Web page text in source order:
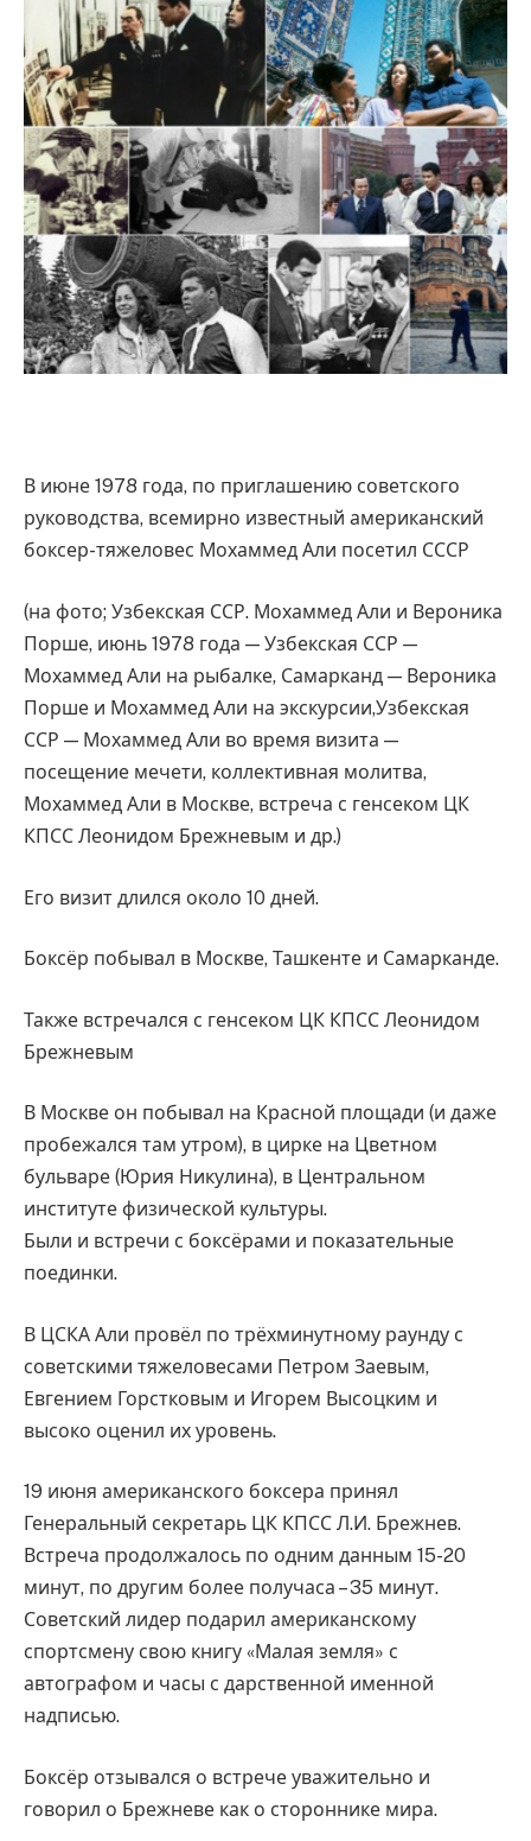
В июне 1978 года, по приглашению советского
руководства, всемирно известный американский
боксер-тяжеловес Мохаммед Али посетил СССР
(на фото; Узбекская ССР. Мохаммед Али и Вероника
Порше, июнь 1978 года — Узбекская ССР —
Мохаммед Али на рыбалке, Самарканд — Вероника
Порше и Мохаммед Али на экскурсии,Узбекская
ССР — Мохаммед Али во время визита —
посещение мечети, коллективная молитва,
Мохаммед Али в Москве, встреча с генсеком ЦК
КПСС Леонидом Брежневым и др.)
Его визит длился около 10 дней.
Боксёр побывал в Москве, Ташкенте и Самарканде.
Также встречался с генсеком ЦК КПСС Леонидом
Брежневым
В Москве он побывал на Красной площади (и даже
пробежался там утром), в цирке на Цветном
бульваре (Юрия Никулина), в Центральном
институте физической культуры.
Были и встречи с боксёрами и показательные
поединки.
В ЦСКА Али провёл по трёхминутному раунду с
советскими тяжеловесами Петром Заевым,
Евгением Горстковым и Игорем Высоцким и
высоко оценил их уровень.
19 июня американского боксера принял
Генеральный секретарь ЦК КПСС Л.И. Брежнев.
Встреча продолжалось по одним данным 15-20
минут, по другим более получаса – 35 минут.
Советский лидер подарил американскому
спортсмену свою книгу «Малая земля» с
автографом и часы с дарственной именной
надписью.
Боксёр отзывался о встрече уважительно и
говорил о Брежневе как о стороннике мира.